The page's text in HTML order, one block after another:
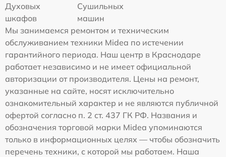
Духовых
шкафов
Сушильных
машин
Мы занимаемся ремонтом и техническим
обслуживанием техники Midea по истечении
гарантийного периода. Наш центр в Краснодаре
работает независимо и не имеет официальной
авторизации от производителя. Цены на ремонт,
указанные на сайте, носят исключительно
ознакомительный характер и не являются публичной
офертой согласно п. 2 ст. 437 ГК РФ. Названия и
обозначения торговой марки Midea упоминаются
только в информационных целях — чтобы обозначить
перечень техники, с которой мы работаем. Наша